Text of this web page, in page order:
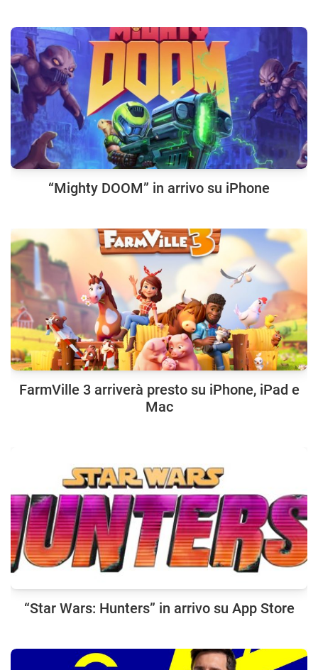
“Mighty DOOM” in arrivo su iPhone
FarmVille 3 arriverà presto su iPhone, iPad e
Mac
“Star Wars: Hunters” in arrivo su App Store